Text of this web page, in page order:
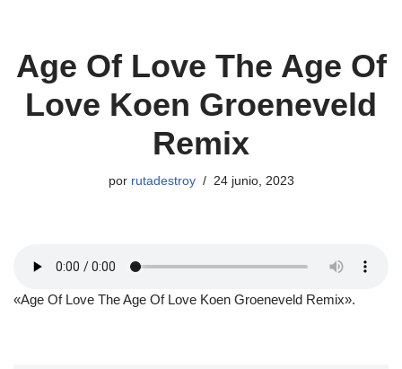
Age Of Love The Age Of
Love Koen Groeneveld
Remix
por rutadestroy 24 junio, 2023
«Age Of Love The Age Of Love Koen Groeneveld Remix».